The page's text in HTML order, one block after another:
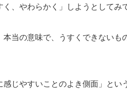
、やわらかく」しようとしてみ
当の意味で、うすくできないも
じやすいことのよき側面」とい